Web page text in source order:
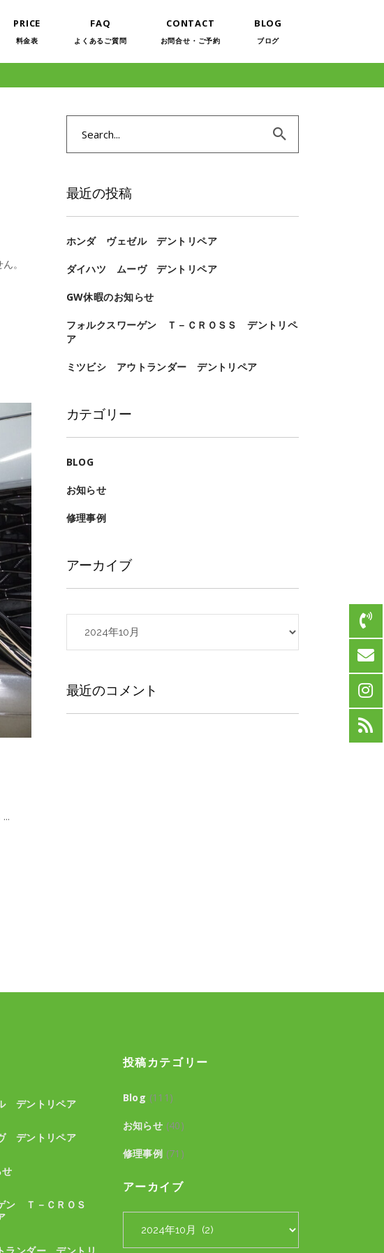
PRICE
料金表
FAQ
よくあるご質問
CONTACT
お問合せ・ご予約
BLOG
ブログ
。
最近の投稿
ホンダ ヴェゼル デントリペア
ダイハツ ムーヴ デントリペア
GW休暇のお知らせ
フォルクスワーゲン Ｔ－ＣＲＯＳＳ デントリペ
ア
ミツビシ アウトランダー デントリペア
カテゴリー
BLOG
お知らせ
修理事例
アーカイブ
カ
ブ
最近のコメント
デントリペア
デントリペア
ン Ｔ－ＣＲＯＳ
投稿カテゴリー
Blog (111)
お知らせ (40)
修理事例 (71)
アーカイブ